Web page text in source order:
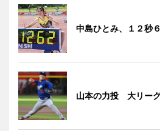
中島ひとみ、１２秒
山本の力投 大リー